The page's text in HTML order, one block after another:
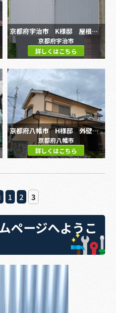
京都府宇治市 K様邸 屋根・外壁塗装工事
京都府宇治市
詳しくはこちら
京都府八幡市 H様邸 外壁塗装工事
京都府八幡市
詳しくはこちら
1 2 3
ページへようこ